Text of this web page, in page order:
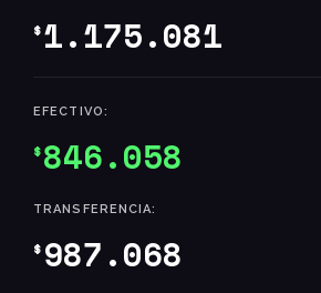
$1.175.081
$846.058
EFECTIVO:
$987.068
TRANSFERENCIA: